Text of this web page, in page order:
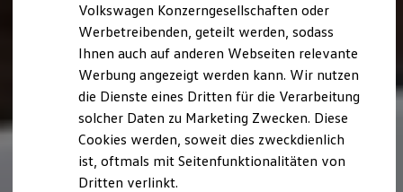
Förderung & Kosten der Elektrofahrzeuge
Fördermöglichkeiten für Privatkunden
Fördermöglichkeiten für Gewerbekunden
Autonomes Fahren
Mehr zum ID. Buzz
Online Beratung
California Club
California Magazin & Ratgeber
Vanlife
Volkswagen Konzerngesellschaften oder
Werbetreibenden, geteilt werden, sodass
Ihnen auch auf anderen Webseiten relevante
Werbung angezeigt werden kann. Wir nutzen
die Dienste eines Dritten für die Verarbeitung
solcher Daten zu Marketing Zwecken. Diese
Cookies werden, soweit dies zweckdienlich
ist, oftmals mit Seitenfunktionalitäten von
Dritten verlinkt.